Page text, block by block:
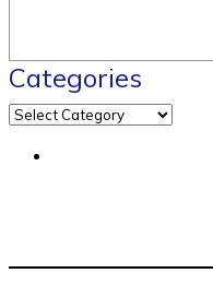
Categories